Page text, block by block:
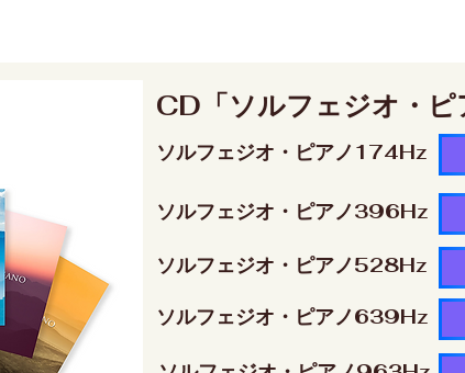
CD「ソルフェジオ・
ソルフェジオ・ピアノ174Hz
ソルフェジオ・ピアノ396Hz
ソルフェジオ・ピアノ528Hz
ソルフェジオ・ピアノ639Hz